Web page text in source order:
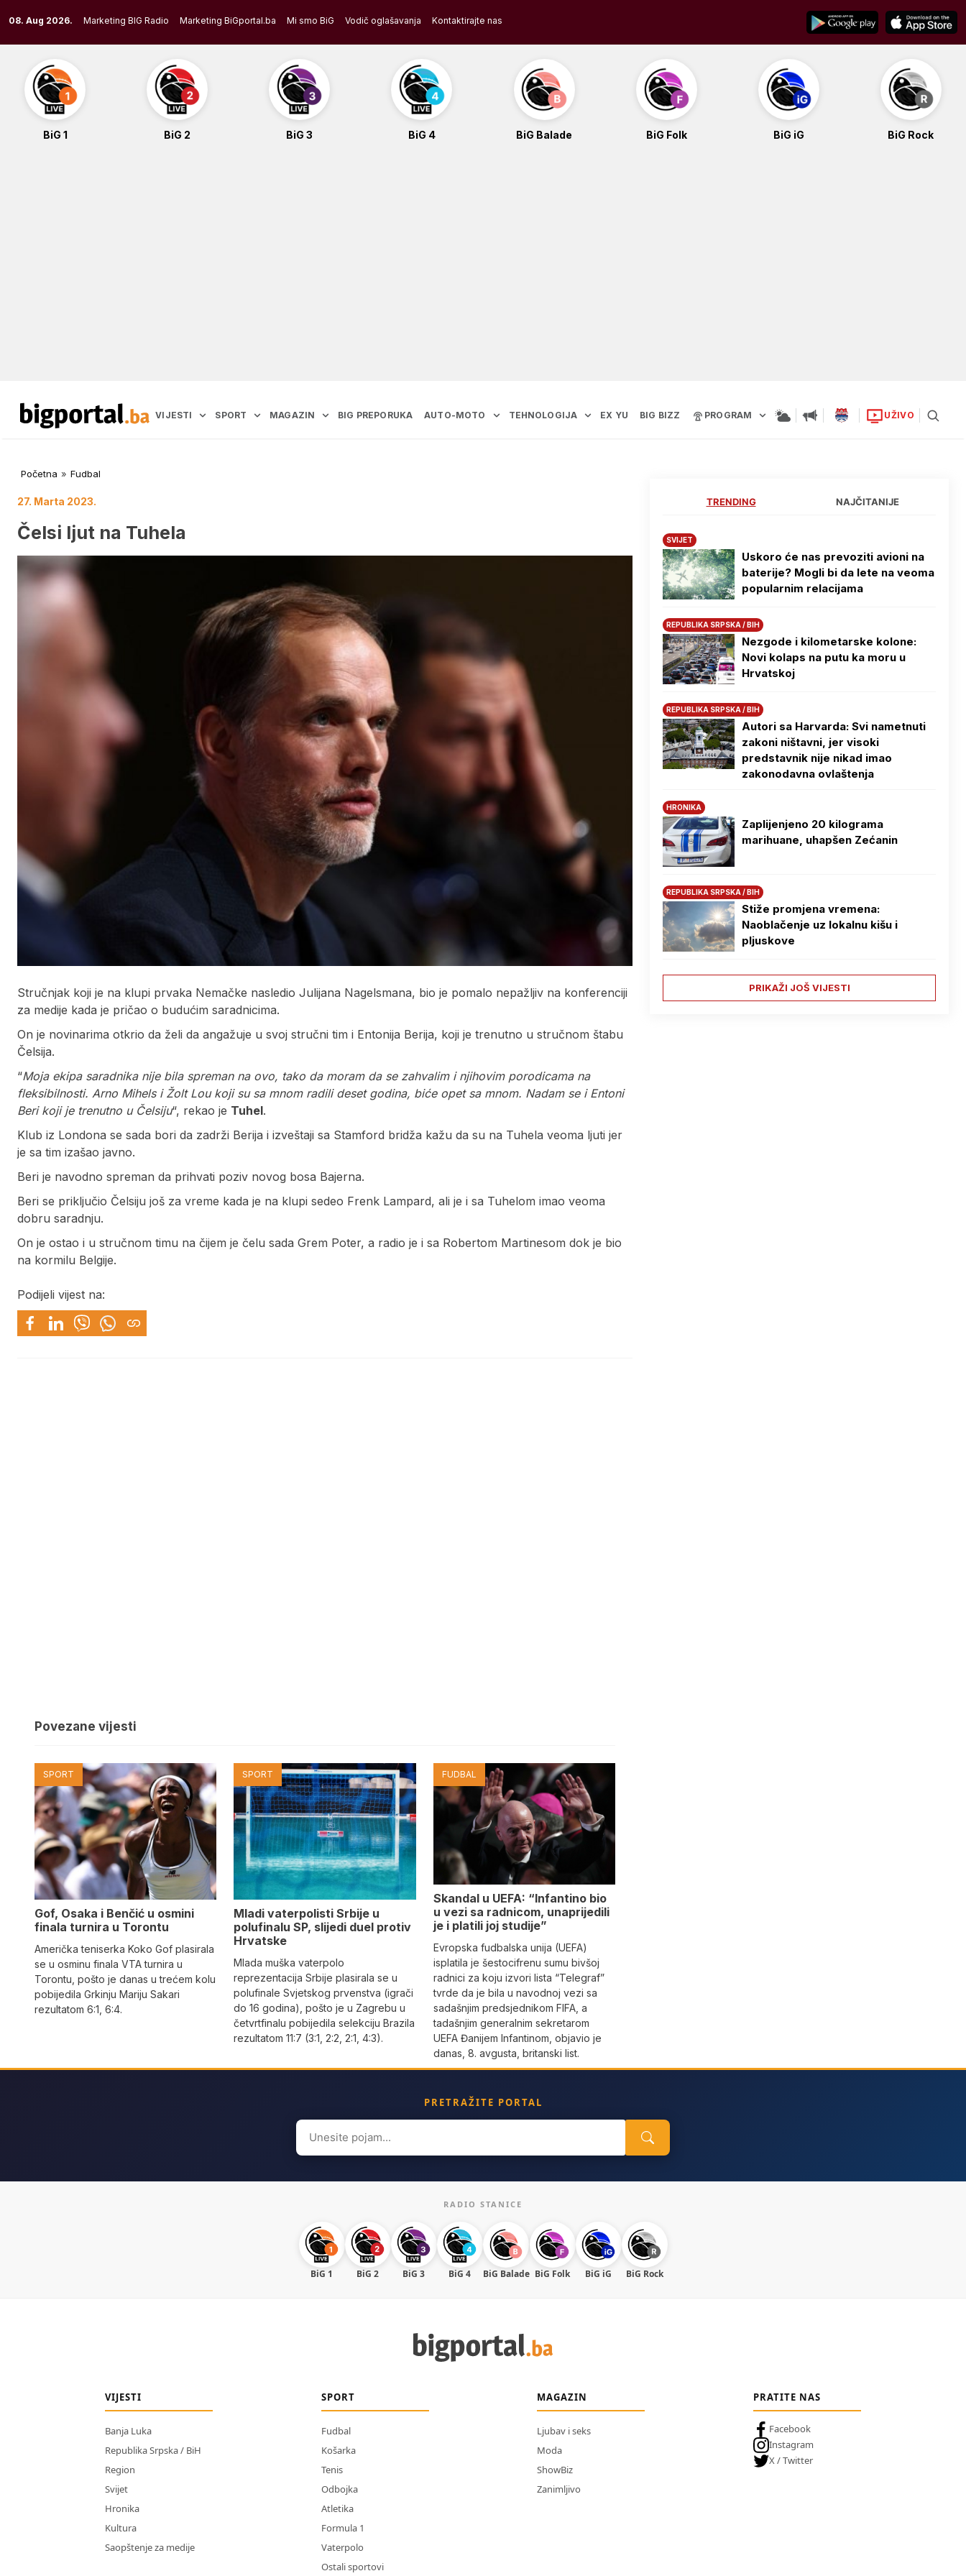
to
content
08. Aug 2026. Marketing BIG Radio Marketing BiGportal.ba Mi smo BiG Vodič oglašavanja Kontaktirajte nas
BiG 1 BiG 2 BiG 3 BiG 4 BiG Balade BiG Folk BiG iG BiG Rock
VIJESTI SPORT MAGAZIN BIG PREPORUKA AUTO-MOTO TEHNOLOGIJA EX YU BIG BIZZ PROGRAM UŽIVO
Početna » Fudbal
27. Marta 2023.
Čelsi ljut na Tuhela
Stručnjak koji je na klupi prvaka Nemačke nasledio Julijana Nagelsmana, bio je pomalo nepažljiv na konferenciji
za medije kada je pričao o budućim saradnicima.
On je novinarima otkrio da želi da angažuje u svoj stručni tim i Entonija Berija, koji je trenutno u stručnom štabu
Čelsija.
“Moja ekipa saradnika nije bila spreman na ovo, tako da moram da se zahvalim i njihovim porodicama na
fleksibilnosti. Arno Mihels i Žolt Lou koji su sa mnom radili deset godina, biće opet sa mnom. Nadam se i Entoni
Beri koji je trenutno u Čelsiju“, rekao je Tuhel.
Klub iz Londona se sada bori da zadrži Berija i izveštaji sa Stamford bridža kažu da su na Tuhela veoma ljuti jer
je sa tim izašao javno.
Beri je navodno spreman da prihvati poziv novog bosa Bajerna.
Beri se priključio Čelsiju još za vreme kada je na klupi sedeo Frenk Lampard, ali je i sa Tuhelom imao veoma
dobru saradnju.
On je ostao i u stručnom timu na čijem je čelu sada Grem Poter, a radio je i sa Robertom Martinesom dok je bio
na kormilu Belgije.
Podijeli vijest na:
Povezane vijesti
SPORT
Gof, Osaka i Benčić u osmini
finala turnira u Torontu
Američka teniserka Koko Gof plasirala
se u osminu finala VTA turnira u
Torontu, pošto je danas u trećem kolu
pobijedila Grkinju Mariju Sakari
rezultatom 6:1, 6:4.
SPORT
Mladi vaterpolisti Srbije u
polufinalu SP, slijedi duel protiv
Hrvatske
Mlada muška vaterpolo
reprezentacija Srbije plasirala se u
polufinale Svjetskog prvenstva (igrači
do 16 godina), pošto je u Zagrebu u
četvrtfinalu pobijedila selekciju Brazila
rezultatom 11:7 (3:1, 2:2, 2:1, 4:3).
FUDBAL
Skandal u UEFA: “Infantino bio
u vezi sa radnicom, unaprijedili
je i platili joj studije”
Evropska fudbalska unija (UEFA)
isplatila je šestocifrenu sumu bivšoj
radnici za koju izvori lista “Telegraf”
tvrde da je bila u navodnoj vezi sa
sadašnjim predsjednikom FIFA, a
tadašnjim generalnim sekretarom
UEFA Đanijem Infantinom, objavio je
danas, 8. avgusta, britanski list.
TRENDING NAJČITANIJE
SVIJET
Uskoro će nas prevoziti avioni na
baterije? Mogli bi da lete na veoma
popularnim relacijama
REPUBLIKA SRPSKA / BIH
Nezgode i kilometarske kolone:
Novi kolaps na putu ka moru u
Hrvatskoj
REPUBLIKA SRPSKA / BIH
Autori sa Harvarda: Svi nametnuti
zakoni ništavni, jer visoki
predstavnik nije nikad imao
zakonodavna ovlaštenja
HRONIKA
Zaplijenjeno 20 kilograma
marihuane, uhapšen Zećanin
REPUBLIKA SRPSKA / BIH
Stiže promjena vremena:
Naoblačenje uz lokalnu kišu i
pljuskove
PRIKAŽI JOŠ VIJESTI
PRETRAŽITE PORTAL
Search
for:
RADIO STANICE
BiG 1 BiG 2 BiG 3 BiG 4 BiG Balade BiG Folk BiG iG BiG Rock
VIJESTI
Banja Luka
Republika Srpska / BiH
Region
Svijet
Hronika
Kultura
Saopštenje za medije
SPORT
Fudbal
Košarka
Tenis
Odbojka
Atletika
Formula 1
Vaterpolo
Ostali sportovi
MAGAZIN
Ljubav i seks
Moda
ShowBiz
Zanimljivo
PRATITE NAS
Facebook
Instagram
X / Twitter